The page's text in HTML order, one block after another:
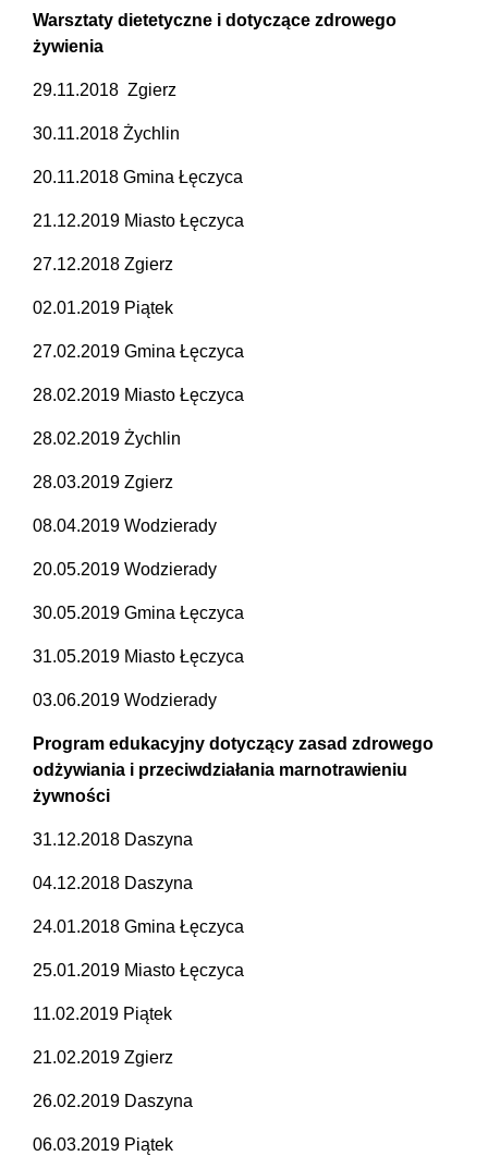
Warsztaty dietetyczne i dotyczące zdrowego
żywienia
29.11.2018 Zgierz
30.11.2018 Żychlin
20.11.2018 Gmina Łęczyca
21.12.2019 Miasto Łęczyca
27.12.2018 Zgierz
02.01.2019 Piątek
27.02.2019 Gmina Łęczyca
28.02.2019 Miasto Łęczyca
28.02.2019 Żychlin
28.03.2019 Zgierz
08.04.2019 Wodzierady
20.05.2019 Wodzierady
30.05.2019 Gmina Łęczyca
31.05.2019 Miasto Łęczyca
03.06.2019 Wodzierady
Program edukacyjny dotyczący zasad zdrowego
odżywiania i przeciwdziałania marnotrawieniu
żywności
31.12.2018 Daszyna
04.12.2018 Daszyna
24.01.2018 Gmina Łęczyca
25.01.2019 Miasto Łęczyca
11.02.2019 Piątek
21.02.2019 Zgierz
26.02.2019 Daszyna
06.03.2019 Piątek